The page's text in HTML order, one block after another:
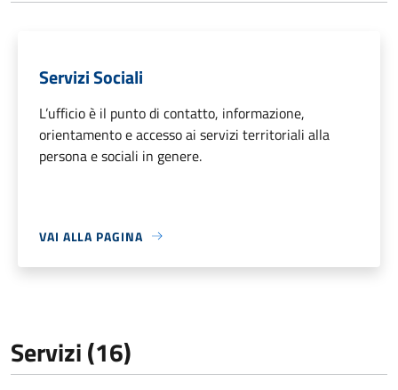
Servizi Sociali
L’ufficio è il punto di contatto, informazione,
orientamento e accesso ai servizi territoriali alla
persona e sociali in genere.
VAI ALLA PAGINA
Servizi (16)